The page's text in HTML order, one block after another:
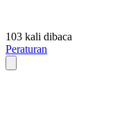
103 kali dibaca
Peraturan